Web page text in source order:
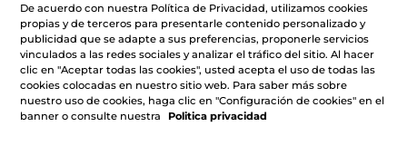
Champú Sólido Brillo
Solido 60 g
(274)
De acuerdo con nuestra Política de Privacidad, utilizamos cookies
propias y de terceros para presentarle contenido personalizado y
publicidad que se adapte a sus preferencias, proponerle servicios
vinculados a las redes sociales y analizar el tráfico del sitio. Al hacer
clic en "Aceptar todas las cookies", usted acepta el uso de todas las
cookies colocadas en nuestro sitio web. Para saber más sobre
nuestro uso de cookies, haga clic en "Configuración de cookies" en el
banner o consulte nuestra
Politica privacidad